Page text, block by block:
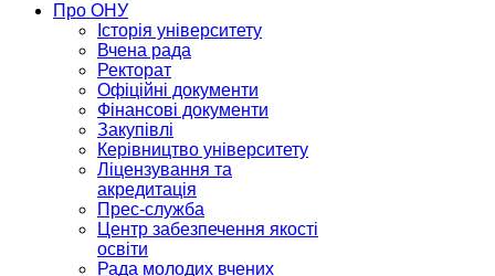
Про ОНУ
Історія університету
Вчена рада
Ректорат
Офіційні документи
Фінансові документи
Закупівлі
Керівництво університету
Ліцензування та
акредитація
Прес-служба
Центр забезпечення якості
освіти
Рада молодих вчених